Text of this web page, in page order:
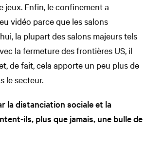
jeux. Enfin, le confinement a
vidéo parce que les salons
la plupart des salons majeurs tels
la fermeture des frontières US, il
de fait, cela apporte un peu plus de
le secteur.
la distanciation sociale et la
ils, plus que jamais, une bulle de